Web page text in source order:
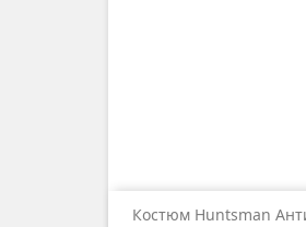
Костюм Huntsman